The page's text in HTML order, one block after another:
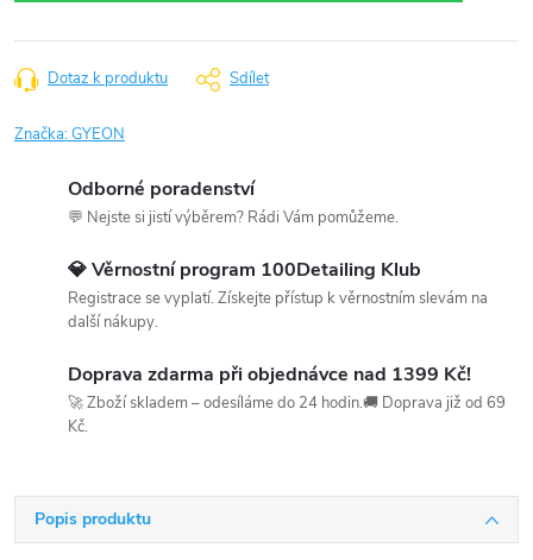
Dotaz k produktu Sdílet
Značka:GYEON
Odborné poradenství
💬 Nejste si jistí výběrem? Rádi Vám pomůžeme.
💎 Věrnostní program 100Detailing Klub
Registrace se vyplatí. Získejte přístup k věrnostním slevám na
další nákupy.
Doprava zdarma při objednávce nad 1399 Kč!
🚀 Zboží skladem – odesíláme do 24 hodin.🚚 Doprava již od 69
Kč.
Popis produktu